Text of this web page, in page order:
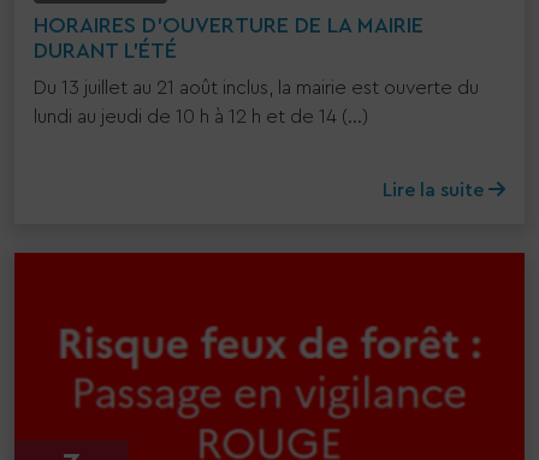
HORAIRES D’OUVERTURE DE LA MAIRIE
DURANT L’ÉTÉ
Du 13 juillet au 21 août inclus, la mairie est ouverte du
lundi au jeudi de 10 h à 12 h et de 14 (...)
Lire la suite